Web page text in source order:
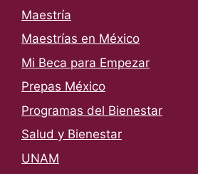
Maestría
Maestrías en México
Mi Beca para Empezar
Prepas México
Programas del Bienestar
Salud y Bienestar
UNAM